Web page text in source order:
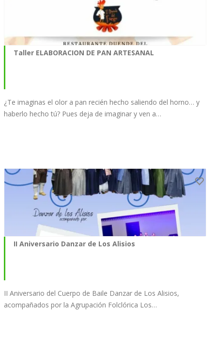
Taller ELABORACION DE PAN ARTESANAL
¿Te imaginas el olor a pan recién hecho saliendo del horno… y
haberlo hecho tú? Pues deja de imaginar y ven a…
II Aniversario Danzar de Los Alisios
II Aniversario del Cuerpo de Baile Danzar de Los Alisios,
acompañados por la Agrupación Folclórica Los…